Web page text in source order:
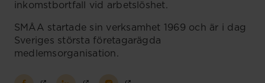
inkomstbortfall vid arbetslöshet.
SMÅA startade sin verksamhet 1969 och är i dag
Sveriges största företagarägda
medlemsorganisation.